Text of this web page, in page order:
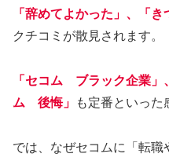
「辞めてよかった」、「き
クチコミが散見されます。
「 セコム ブラック企業」
ム 後悔」 も定番といった
では、なぜセコムに「転